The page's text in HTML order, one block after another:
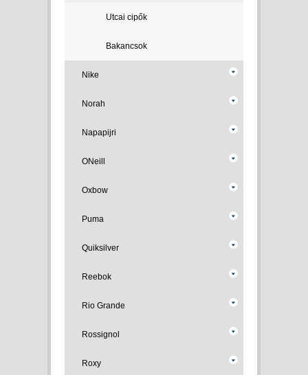
Utcai cipők
Bakancsok
Nike
Norah
Napapijri
ONeill
Oxbow
Puma
Quiksilver
Reebok
Rio Grande
Rossignol
Roxy